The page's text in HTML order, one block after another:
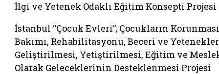
İlgi ve Yetenek Odaklı Eğitim Konsepti Projesi
İstanbul “Çocuk Evleri”; Çocukların
Bakımı, Rehabilitasyonu, Beceri ve
Geliştirilmesi, Yetiştirilmesi, Eğitim ve
Olarak Geleceklerinin Desteklenmesi Projesi